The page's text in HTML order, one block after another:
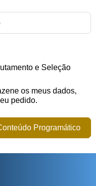
e Seleção
os meus dados,
pedido.
Programático